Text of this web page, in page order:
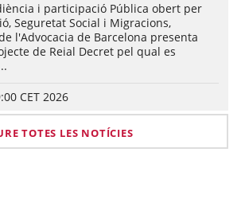
i participació Pública obert per
Seguretat Social i Migracions,
l'Advocacia de Barcelona presenta
de Reial Decret pel qual es
CET 2026
TOTES LES NOTÍCIES